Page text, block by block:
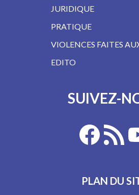
JURIDIQUE
PRATIQUE
VIOLENCES FAITES
EDITO
SUIVEZ-
PLAN DU